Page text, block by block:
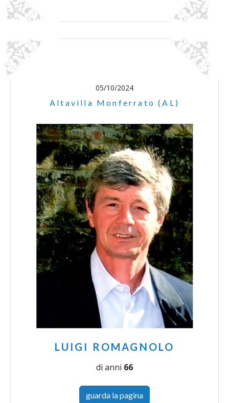
05/10/2024
Altavilla Monferrato (AL)
LUIGI ROMAGNOLO
di anni 66
guarda la pagina